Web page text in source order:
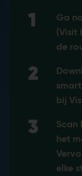
Ga
(Visit
de
bij
Scan
het
elke